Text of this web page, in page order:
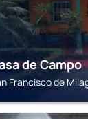
de Campo
Francisco de